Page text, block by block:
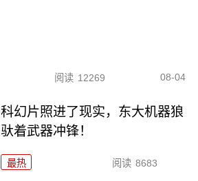
阅读 12269 08-04
科幻片照进了现实，东大机器狼
驮着武器冲锋！
最热 阅读 8683